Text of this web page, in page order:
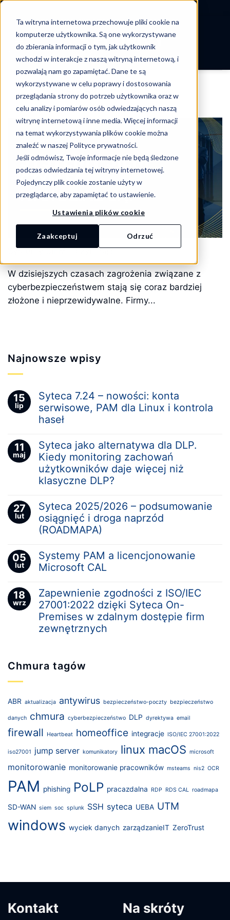
Ta witryna internetowa przechowuje pliki cookie na
komputerze użytkownika. Są one wykorzystywane
do zbierania informacji o tym, jak użytkownik
wchodzi w interakcje z naszą witryną internetową, i
pozwalają nam go zapamiętać. Dane te są
wykorzystywane w celu poprawy i dostosowania
przeglądania strony do potrzeb użytkownika oraz w
celu analizy i pomiarów osób odwiedzających naszą
witrynę internetową i inne media. Więcej informacji
na temat wykorzystywania plików cookie można
znaleźć w naszej Polityce prywatności.
Jeśli odmówisz, Twoje informacje nie będą śledzone
podczas odwiedzania tej witryny internetowej.
Pojedynczy plik cookie zostanie użyty w
przeglądarce, aby zapamiętać to ustawienie.
Ustawienia plików cookie
Zaakceptuj Odrzuć
-->
Skip
content
TAG ARCHIVES: SIEM
Najnowsze wpisy
15
lip
Syteca 7.24 – nowości: konta
serwisowe, PAM dla Linux i kontrola
haseł
11
maj
Syteca jako alternatywa dla DLP.
Kiedy monitoring zachowań
użytkowników daje więcej niż
klasyczne DLP?
27
lut
Syteca 2025/2026 – podsumowanie
osiągnięć i droga naprzód
(ROADMAPA)
05
lut
Systemy PAM a licencjonowanie
Microsoft CAL
18
wrz
Zapewnienie zgodności z ISO/IEC
27001:2022 dzięki Syteca On-
Premises w zdalnym dostępie firm
zewnętrznych
Chmura tagów
ABR aktualizacja antywirus bezpieczeństwo-poczty bezpieczeństwo
danych chmura cyberbezpieczeństwo DLP dyrektywa email
firewall Heartbeat homeoffice integracje ISO/IEC 27001:2022
iso27001 jump server komunikatory linux macOS microsoft
monitorowanie monitorowanie pracowników msteams nis2 OCR
PAM phishing PoLP pracazdalna RDP RDS CAL roadmapa
SD-WAN siem soc splunk SSH syteca UEBA UTM
windows wyciek danych zarządzanieIT ZeroTrust
Systemy SIEM – czym są?
W dzisiejszych czasach zagrożenia związane z
cyberbezpieczeństwem stają się coraz bardziej
złożone i nieprzewidywalne. Firmy...
Kontakt Na skróty